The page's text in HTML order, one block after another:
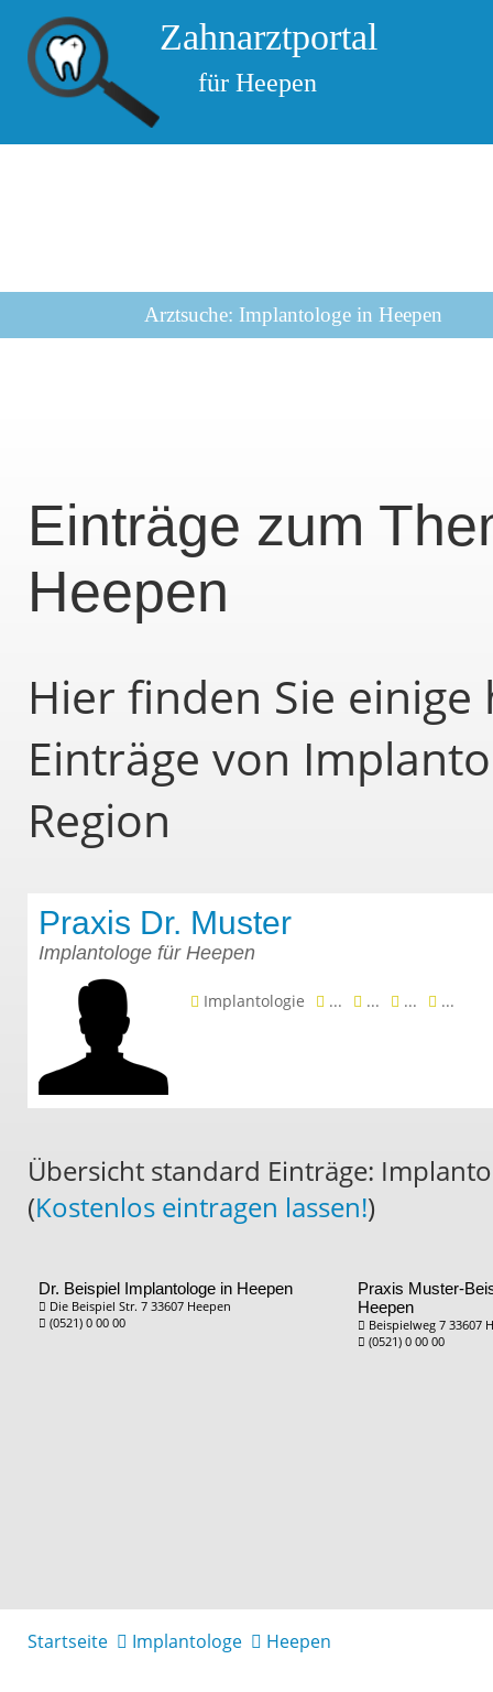
Zahnarztportal
für Heepen
Arztsuche: Implantologe in Heepen
Einträge zum
Heepen
Hier finden Sie
Einträge von
Region
Praxis Dr. Muster
Implantologe für Heepen
Implantologie ... ... ... ...
Übersicht standard Einträge:
(Kostenlos eintragen lassen!)
Dr. Beispiel Implantologe in Heepen
Die Beispiel Str. 7 33607 Heepen
(0521) 0 00 00
Praxis Muster-
Heepen
Beispielweg 7 33607
(0521) 0 00 00
Startseite Implantologe Heepen